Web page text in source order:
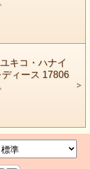
キコ・ハナイ
ィース 17806